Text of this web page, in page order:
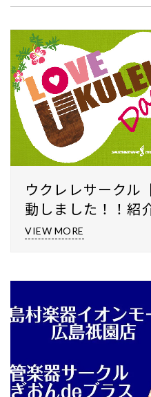
ウクレレサーク
動しました！！紹
VIEW MORE